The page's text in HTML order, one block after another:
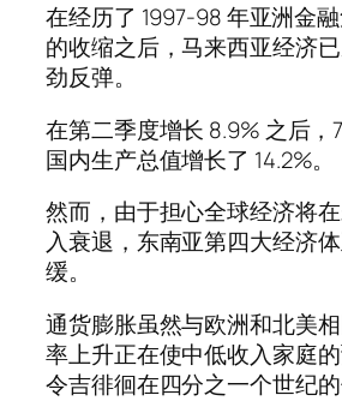
在经历了 1997-98 年亚洲金
的收缩之后，马来西亚经济
劲反弹。
在第二季度增长 8.9% 之后，
国内生产总值增长了 14.2%。
然而，由于担心全球经济将
入衰退，东南亚第四大经济
缓。
通货膨胀虽然与欧洲和北美
率上升正在使中低收入家庭
令吉徘徊在四分之一个世纪的